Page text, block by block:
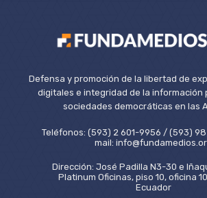
Defensa y promoción de la libertad de
digitales e integridad de la información
sociedades democráticas en las
Teléfonos: (593) 2 601-9956 / (593)
mail:
Dirección: José Padilla N3-30 e
Platinum Oficinas, piso 10, oficina
Ecuador